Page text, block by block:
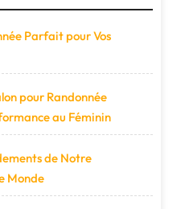
escapades"
Parfait pour Vos
pour Randonnée
au Féminin
de Notre
Monde